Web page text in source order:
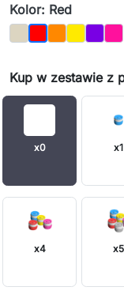
Kolor: Red
BoneRedOrange
YellowPurple
Kup w zestawie z
x0 x1
x4 x5